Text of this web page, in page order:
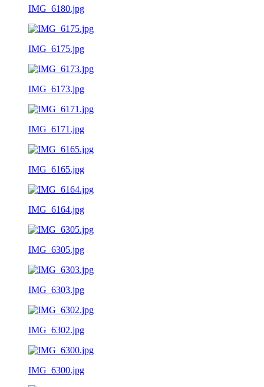
IMG_6180.jpg
IMG_6175.jpg
IMG_6173.jpg
IMG_6171.jpg
IMG_6165.jpg
IMG_6164.jpg
IMG_6305.jpg
IMG_6303.jpg
IMG_6302.jpg
IMG_6300.jpg